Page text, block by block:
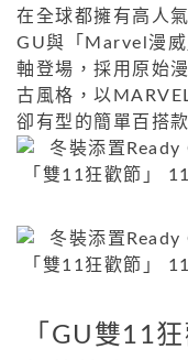
在全球都擁有高人
GU與「Marvel漫
軸登場，採用原始
古風格，以
卻有型的簡單百搭
「GU雙11